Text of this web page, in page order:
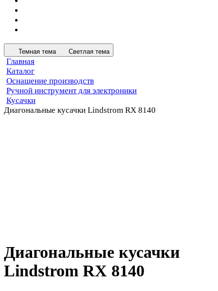
Темная тема Светлая тема
Главная
Каталог
Оснащение производств
Ручной инструмент для электроники
Кусачки
Диагональные кусачки Lindstrom RX 8140
Диагональные кусачки
Lindstrom RX 8140